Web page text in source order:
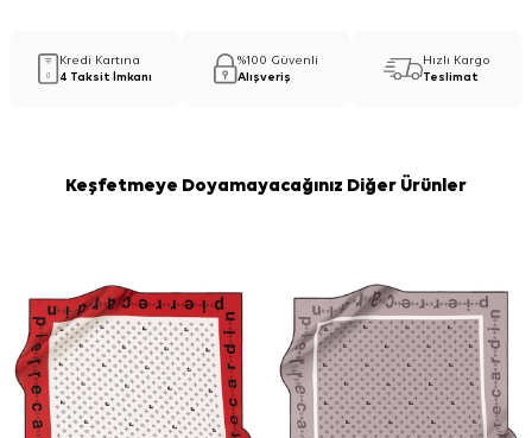
Kredi Kartına
4 Taksit İmkanı
%100 Güvenli
Alışveriş
Hızlı Kargo
Teslimat
Keşfetmeye Doyamayacağınız Diğer Ürünler